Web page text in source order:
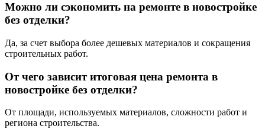
Можно ли сэкономить на ремонте в новостройке
без отделки?
Да, за счет выбора более дешевых материалов и сокращения
строительных работ.
От чего зависит итоговая цена ремонта в
новостройке без отделки?
От площади, используемых материалов, сложности работ и
региона строительства.